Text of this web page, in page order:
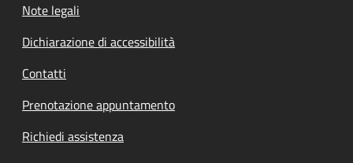
Note legali
Dichiarazione di accessibilità
Contatti
Prenotazione appuntamento
Richiedi assistenza